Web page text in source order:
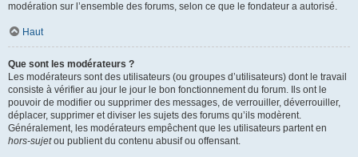
modération sur l’ensemble des forums, selon ce que le fondateur a autorisé.
Haut
Que sont les modérateurs ?
Les modérateurs sont des utilisateurs (ou groupes d’utilisateurs) dont le travail
consiste à vérifier au jour le jour le bon fonctionnement du forum. Ils ont le
pouvoir de modifier ou supprimer des messages, de verrouiller, déverrouiller,
déplacer, supprimer et diviser les sujets des forums qu’ils modèrent.
Généralement, les modérateurs empêchent que les utilisateurs partent en
hors-sujetou publient du contenu abusif ou offensant.